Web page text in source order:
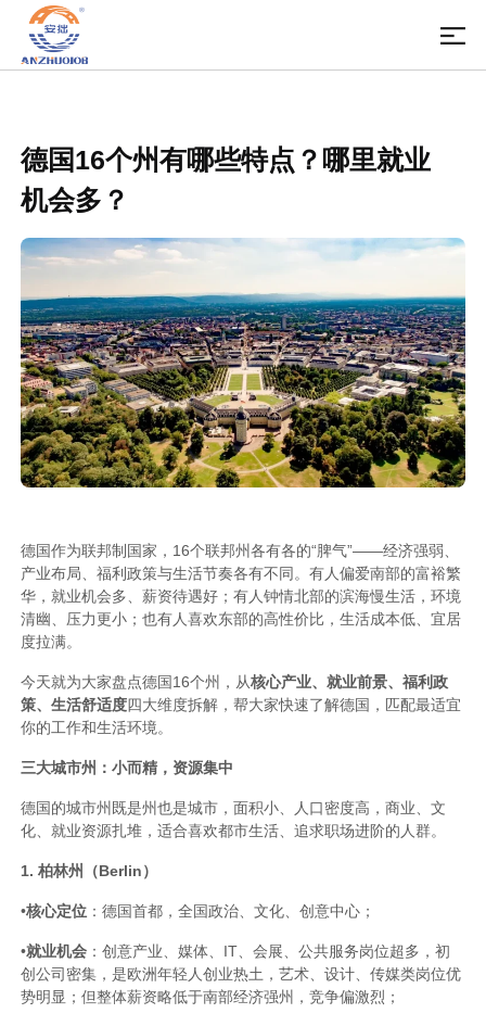
德国16个州有哪些特点？哪里就业
机会多？
德国作为联邦制国家，16个联邦州各有各的“脾气”——经济强弱、
产业布局、福利政策与生活节奏各有不同。有人偏爱南部的富裕繁
华，就业机会多、薪资待遇好；有人钟情北部的滨海慢生活，环境
清幽、压力更小；也有人喜欢东部的高性价比，生活成本低、宜居
度拉满。
今天就为大家盘点德国16个州，从核心产业、就业前景、福利政
策、生活舒适度四大维度拆解，帮大家快速了解德国，匹配最适宜
你的工作和生活环境。
三大城市州：小而精，资源集中
德国的城市州既是州也是城市，面积小、人口密度高，商业、文
化、就业资源扎堆，适合喜欢都市生活、追求职场进阶的人群。
1. 柏林州（Berlin）
•核心定位 ：德国首都，全国政治、文化、创意中心；
•就业机会 ：创意产业、媒体、IT、会展、公共服务岗位超多，初
创公司密集，是欧洲年轻人创业热土，艺术、设计、传媒类岗位优
势明显；但整体薪资略低于南部经济强州，竞争偏激烈；